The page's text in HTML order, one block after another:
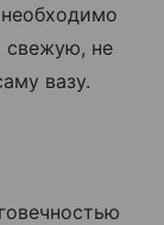
свежую, не
вазу.